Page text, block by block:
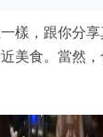
樣，跟你分
美食。當然